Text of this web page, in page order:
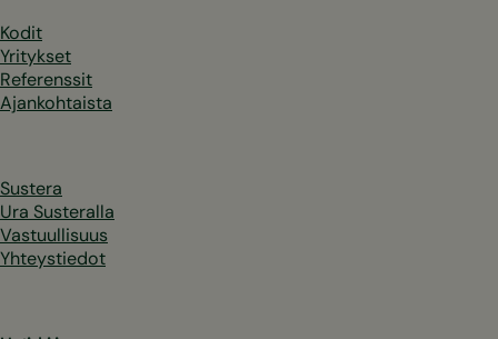
Kodit
Yritykset
Referenssit
Ajankohtaista
Sustera
Ura Susteralla
Vastuullisuus
Yhteystiedot